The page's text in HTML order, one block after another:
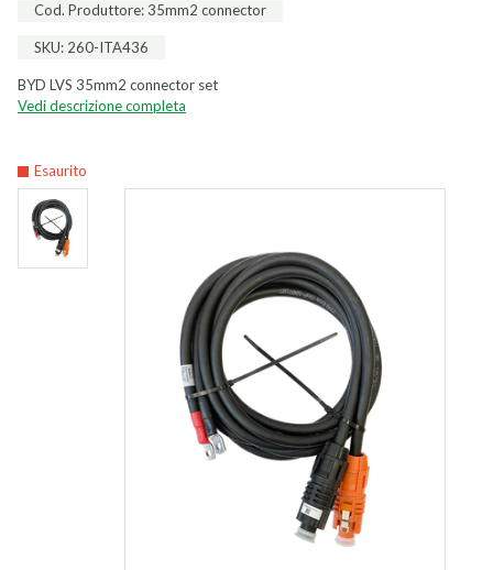
Cod. Produttore: 35mm2 connector
SKU: 260-ITA436
BYD LVS 35mm2 connector set
Vedi descrizione completa
Esaurito